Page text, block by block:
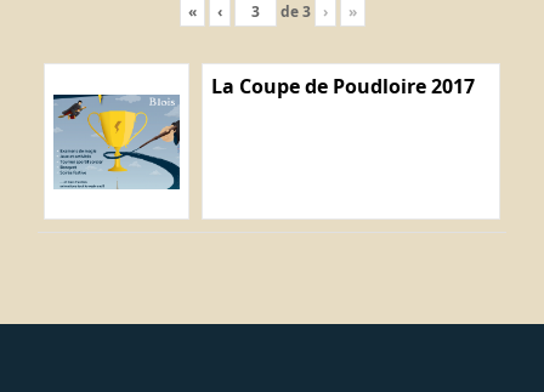
« ‹ de3 › »
La Coupe de Poudloire 2017